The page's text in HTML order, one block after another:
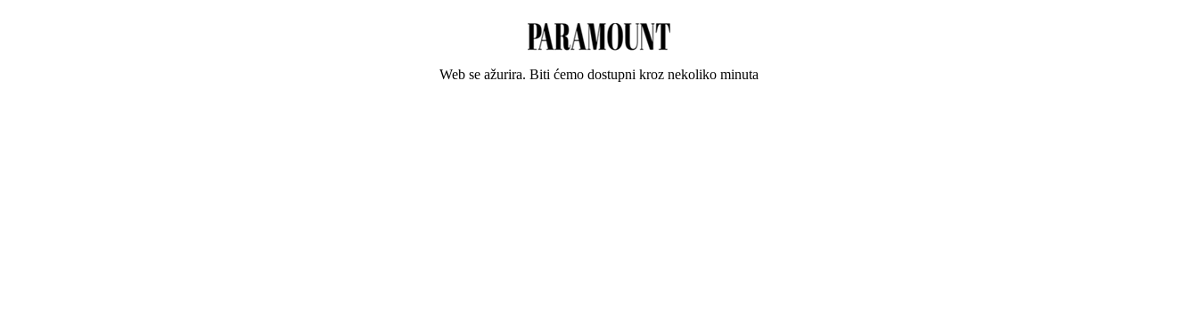
Web se ažurira. Biti ćemo dostupni kroz nekoliko minuta